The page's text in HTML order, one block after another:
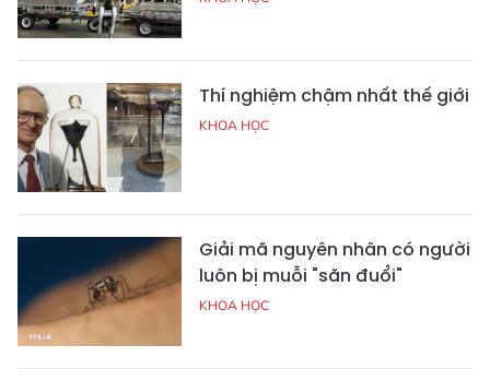
Thí nghiệm chậm nhất thế giới
KHOA HỌC
Giải mã nguyên nhân có người
luôn bị muỗi "săn đuổi"
KHOA HỌC